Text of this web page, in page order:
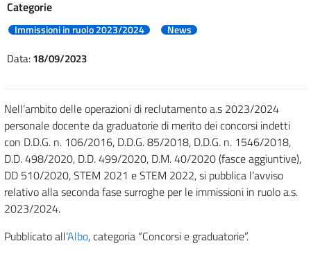
Categorie
Immissioni in ruolo 2023/2024 News
Data:18/09/2023
Nell’ambito delle operazioni di reclutamento a.s 2023/2024
personale docente da graduatorie di merito dei concorsi indetti
con D.D.G. n. 106/2016, D.D.G. 85/2018, D.D.G. n. 1546/2018,
D.D. 498/2020, D.D. 499/2020, D.M. 40/2020 (fasce aggiuntive),
DD 510/2020, STEM 2021 e STEM 2022, si pubblica l’avviso
relativo alla seconda fase surroghe per le immissioni in ruolo a.s.
2023/2024.
Pubblicato all’Albo, categoria “Concorsi e graduatorie”.